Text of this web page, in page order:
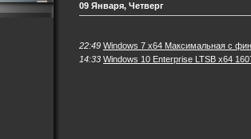
09 Января, Четверг
22:49 Windows 7 x64 Максимальная с
14:33 Windows 10 Enterprise LTSB x64